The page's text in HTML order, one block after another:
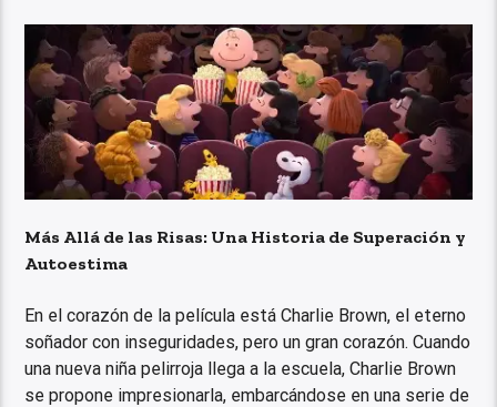
Más Allá de las Risas: Una Historia de Superación y
Autoestima
En el corazón de la película está Charlie Brown, el eterno
soñador con inseguridades, pero un gran corazón. Cuando
una nueva niña pelirroja llega a la escuela, Charlie Brown
se propone impresionarla, embarcándose en una serie de